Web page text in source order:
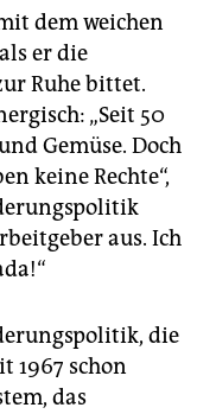
dem weichen
er die
Ruhe bittet.
„Seit 50
Gemüse. Doch
keine Rechte“,
aus. Ich
die
1967 schon
das